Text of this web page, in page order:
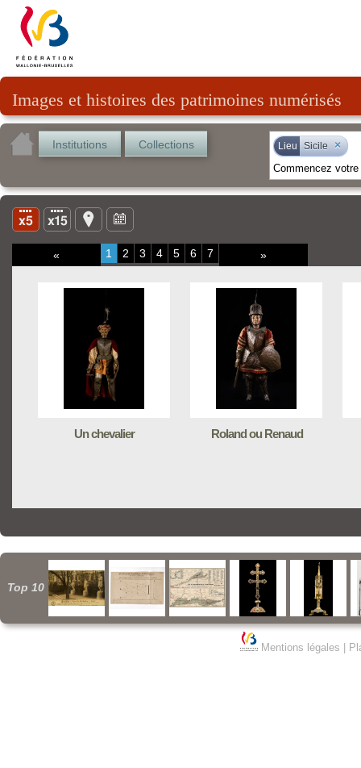
Images et histoires des patrimoines numérisés
Institutions Collections Lieu Sicile ×
« 1 2 3 4 5 6 7 »
Un chevalier Roland ou Renaud
Top 10
Mentions légales